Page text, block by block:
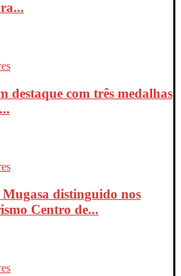
destaque com três medalhas
distinguido nos
Centro de...